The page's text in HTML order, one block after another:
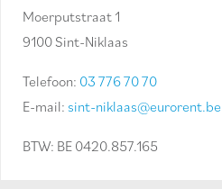
Moerputstraat 1
9100 Sint-Niklaas
Telefoon: 03 776 70 70
E-mail: sint-niklaas@eurorent.be
BTW: BE 0420.857.165